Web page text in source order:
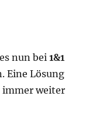
nun bei1&1
Eine Lösung
immer weiter